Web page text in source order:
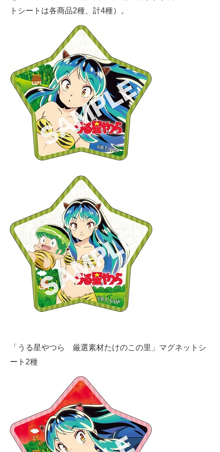
トシートは各商品2種、計4種）。
「うる星やつら 厳選素材たけのこの里」マグネットシ
ート2種